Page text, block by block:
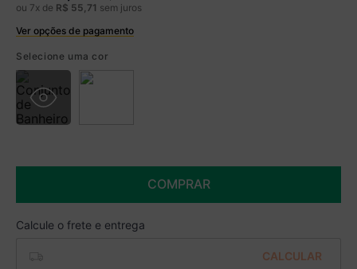
ou 7x de R$ 55 71 sem juros
Ver opções de pagamento
Boleto
R$ 370,49 à vista no Boleto
Você economiza
Selecione uma cor
COMPRAR